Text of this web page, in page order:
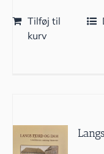
Tilføj til
kurv